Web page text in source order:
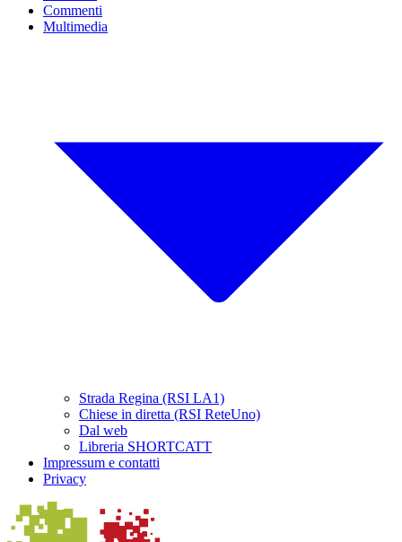
Commenti
Multimedia
Strada Regina (RSI LA1)
Chiese in diretta (RSI ReteUno)
Dal web
Libreria SHORTCATT
Impressum e contatti
Privacy